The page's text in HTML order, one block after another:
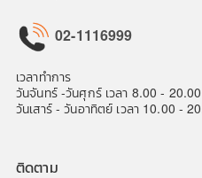
02-1116999
เวลาทำการ
วันจันทร์ -วันศุกร์ เวลา 8.00 -
วันเสาร์ - วันอาทิตย์ เวลา 10.00 -
ติดตาม